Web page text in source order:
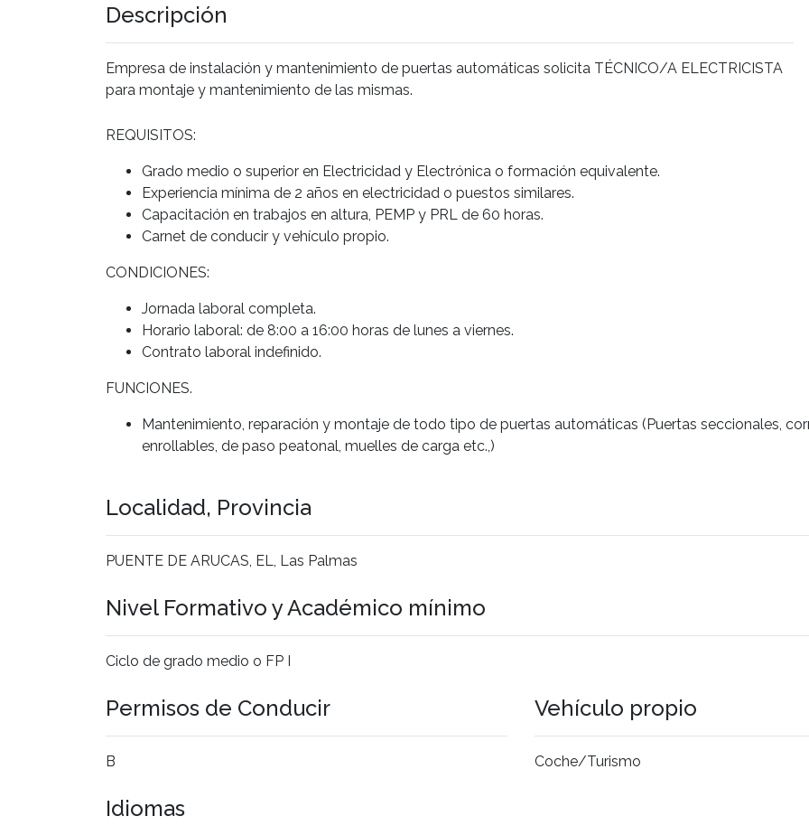
Descripción
Empresa de instalación y mantenimiento de puertas automáticas solicita TÉCNICO/A ELECTRICISTA
para montaje y mantenimiento de las mismas.
REQUISITOS:
Grado medio o superior en Electricidad y Electrónica o formación equivalente.
Experiencia mínima de 2 años en electricidad o puestos similares.
Capacitación en trabajos en altura, PEMP y PRL de 60 horas.
Carnet de conducir y vehículo propio.
CONDICIONES:
Jornada laboral completa.
Horario laboral: de 8:00 a 16:00 horas de lunes a viernes.
Contrato laboral indefinido.
FUNCIONES.
Mantenimiento, reparación y montaje de todo tipo de puertas automáticas (Puertas seccionales,
enrollables, de paso peatonal, muelles de carga etc.,)
Localidad, Provincia
PUENTE DE ARUCAS, EL, Las Palmas
Nivel Formativo y Académico mínimo
Ciclo de grado medio o FP I
Permisos de Conducir
B
Vehículo propio
Coche/Turismo
Idiomas